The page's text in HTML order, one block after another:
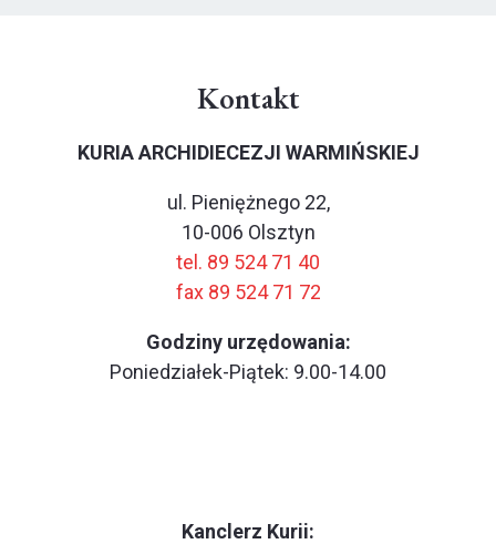
Kontakt
KURIA ARCHIDIECEZJI WARMIŃSKIEJ
ul. Pieniężnego 22,
10-006 Olsztyn
tel. 89 524 71 40
fax 89 524 71 72
Godziny urzędowania:
Poniedziałek-Piątek: 9.00-14.00
Kanclerz Kurii: